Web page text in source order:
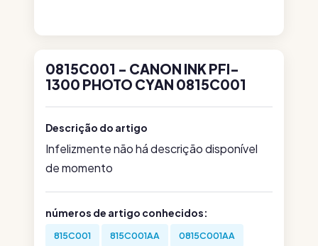
0815C001 - CANON INK PFI-
1300 PHOTO CYAN 0815C001
Descrição do artigo
Infelizmente não há descrição disponível
de momento
números de artigo conhecidos:
815C001 815C001AA 0815C001AA